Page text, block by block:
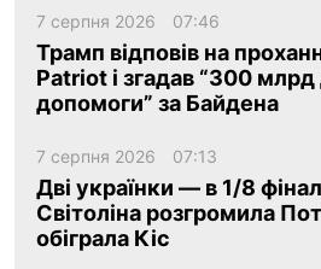
7 серпня 2026 07:46
Трамп відповів на
Patriot і згадав “300 млрд
допомоги” за Байдена
7 серпня 2026 07:13
Дві українки — в 1/8
Світоліна розгромила
обіграла Кіс